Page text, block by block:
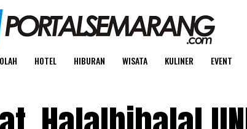
HOTEL HIBURAN WISATA KULINER EVENT